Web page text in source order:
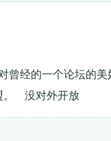
曾经的一个论坛的美
。 没对外开放